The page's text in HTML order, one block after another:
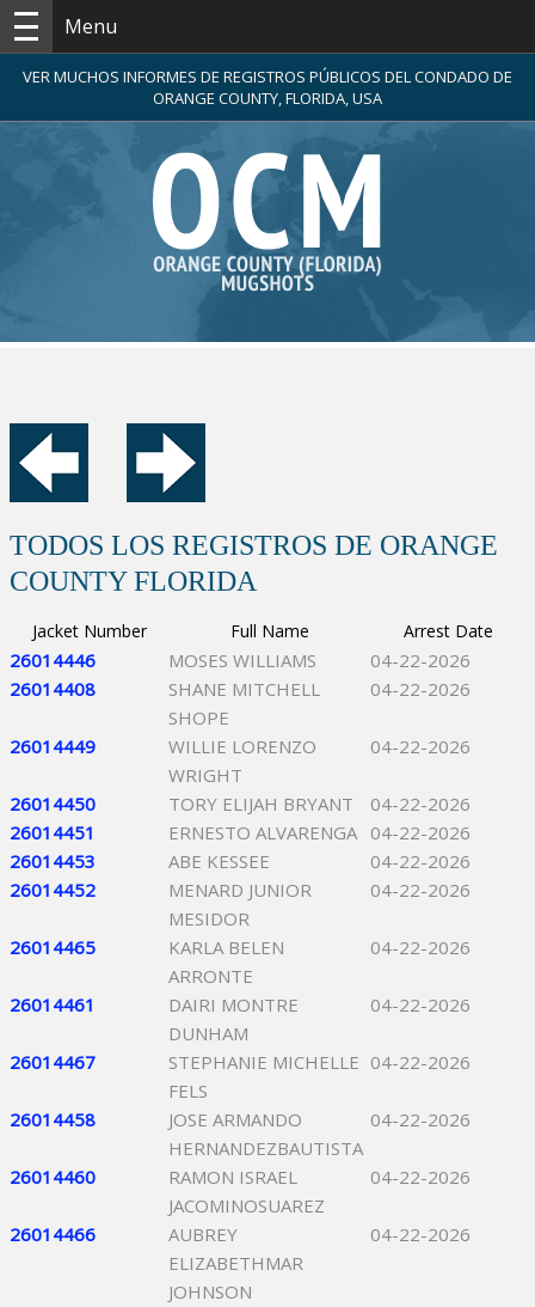
Menu
VER MUCHOS INFORMES DE REGISTROS PÚBLICOS DEL CONDADO DE
ORANGE COUNTY, FLORIDA, USA
TODOS LOS REGISTROS DE ORANGE
COUNTY FLORIDA
Jacket Number Full Name Arrest Date
26014446 MOSES WILLIAMS
04-22-2026
26014408
SHANE MITCHELL
SHOPE
04-22-2026
26014449
WILLIE LORENZO
WRIGHT
04-22-2026
26014450 TORY ELIJAH BRYANT
04-22-2026
26014451
ERNESTO ALVARENGA 04-22-2026
26014453
ABE KESSEE
04-22-2026
26014452
MENARD JUNIOR
MESIDOR
04-22-2026
26014465
KARLA BELEN
ARRONTE
04-22-2026
26014461
DAIRI MONTRE
DUNHAM
04-22-2026
26014467
STEPHANIE MICHELLE
FELS
04-22-2026
26014458
JOSE ARMANDO
HERNANDEZBAUTISTA
04-22-2026
26014460
RAMON ISRAEL
JACOMINOSUAREZ
04-22-2026
26014466
AUBREY
ELIZABETHMAR
JOHNSON
04-22-2026